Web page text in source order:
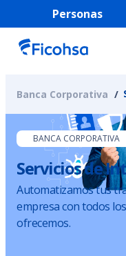
Personas
Banca Corporativa
BANCA CORPORATIVA
Servicios de
Automatizamos tus
empresa con todos
ofrecemos.